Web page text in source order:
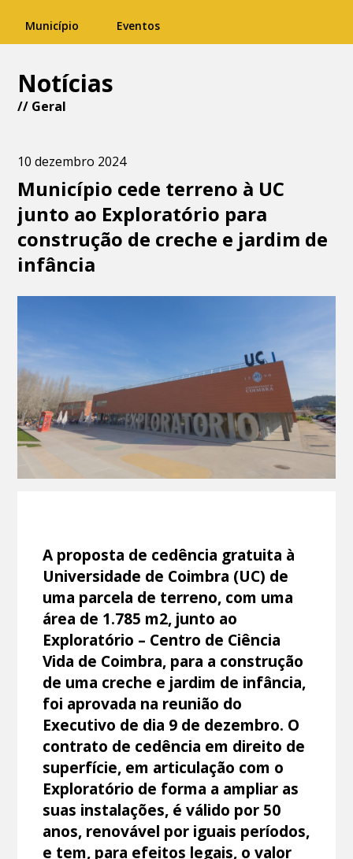
Município Eventos
Notícias
// Geral
10 dezembro 2024
Município cede terreno à UC
junto ao Exploratório para
construção de creche e jardim de
infância
A proposta de cedência gratuita à
Universidade de Coimbra (UC) de
uma parcela de terreno, com uma
área de 1.785 m2, junto ao
Exploratório – Centro de Ciência
Vida de Coimbra, para a construção
de uma creche e jardim de infância,
foi aprovada na reunião do
Executivo de dia 9 de dezembro. O
contrato de cedência em direito de
superfície, em articulação com o
Exploratório de forma a ampliar as
suas instalações, é válido por 50
anos, renovável por iguais períodos,
e tem, para efeitos legais, o valor